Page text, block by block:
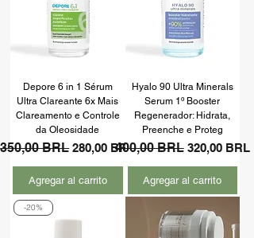
Depore 6 in 1 Sérum
Ultra Clareante 6x Mais
Clareamento e Controle
da Oleosidade
Precio
350,00 BRL Precio de oferta
280,00 BRL
Agregar al carrito
Hyalo 90 Ultra Minerals
Serum 1º Booster
Regenerador: Hidrata,
Preenche e Proteg
Precio
400,00 BRL Precio de
320,00 BRL
Agregar al carrito
-20%